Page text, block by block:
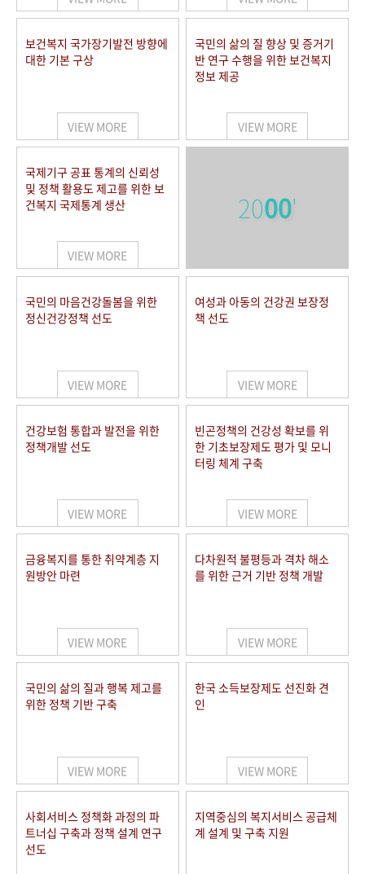
보건복지 국가장기발전 방향에
대한 기본 구상
VIEW MORE
국민의 삶의 질 향상 및 증거기
반 연구 수행을 위한 보건복지
정보 제공
VIEW MORE
국제기구 공표 통계의 신뢰성
및 정책 활용도 제고를 위한 보
건복지 국제통계 생산
VIEW MORE
2000'
국민의 마음건강돌봄을 위한
정신건강정책 선도
VIEW MORE
여성과 아동의 건강권 보장정
책 선도
VIEW MORE
건강보험 통합과 발전을 위한
정책개발 선도
VIEW MORE
빈곤정책의 건강성 확보를 위
한 기초보장제도 평가 및 모니
터링 체계 구축
VIEW MORE
금융복지를 통한 취약계층 지
원방안 마련
VIEW MORE
다차원적 불평등과 격차 해소
를 위한 근거 기반 정책 개발
VIEW MORE
국민의 삶의 질과 행복 제고를
위한 정책 기반 구축
VIEW MORE
한국 소득보장제도 선진화 견
인
VIEW MORE
사회서비스 정책화 과정의 파
트너십 구축과 정책 설계 연구
선도
지역중심의 복지서비스 공급체
계 설계 및 구축 지원